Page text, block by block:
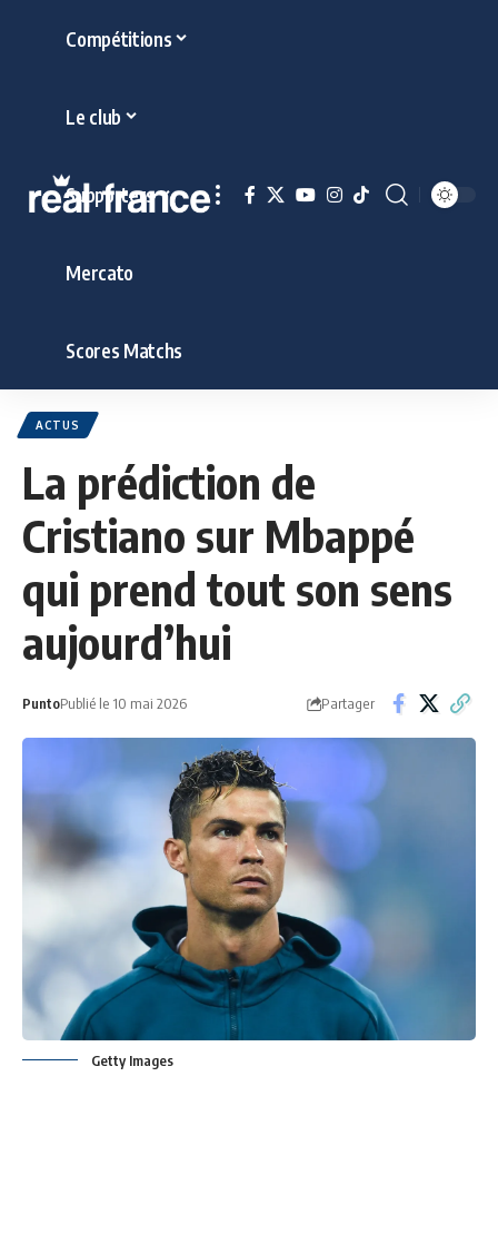
Compétitions
Le club
Supporters
Mercato
Scores Matchs
ACTUS
La prédiction de
Cristiano sur Mbappé
qui prend tout son sens
aujourd’hui
PuntoPublié le 10 mai 2026 Partager
Getty Images